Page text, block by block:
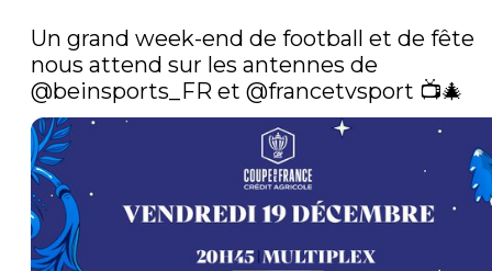
Un grand week-end de football et de fête
@beinsports_FR et @francetvsport 📺🎄